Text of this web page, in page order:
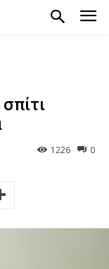
0
1226